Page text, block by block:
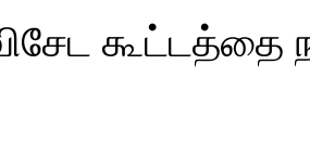
விசேட